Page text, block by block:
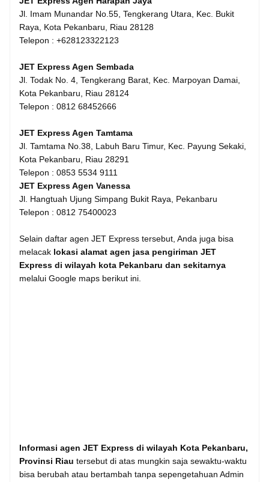
Jl. Imam Munandar No.55, Tengkerang Utara, Kec. Bukit
Raya, Kota Pekanbaru, Riau 28128
Telepon : +628123322123
JET Express Agen Sembada
Jl. Todak No. 4, Tengkerang Barat, Kec. Marpoyan Damai,
Kota Pekanbaru, Riau 28124
Telepon : 0812 68452666
JET Express Agen Tamtama
Jl. Tamtama No.38, Labuh Baru Timur, Kec. Payung Sekaki,
Kota Pekanbaru, Riau 28291
Telepon : 0853 5534 9111
JET Express Agen Vanessa
Jl. Hangtuah Ujung Simpang Bukit Raya, Pekanbaru
Telepon : 0812 75400023
Selain daftar agen JET Express tersebut, Anda juga bisa
melacak lokasi alamat agen jasa pengiriman JET
Express di wilayah kota Pekanbaru dan sekitarnya
melalui Google maps berikut ini.
Informasi agen JET Express di wilayah Kota Pekanbaru,
Provinsi Riau tersebut di atas mungkin saja sewaktu-waktu
bisa berubah atau bertambah tanpa sepengetahuan Admin